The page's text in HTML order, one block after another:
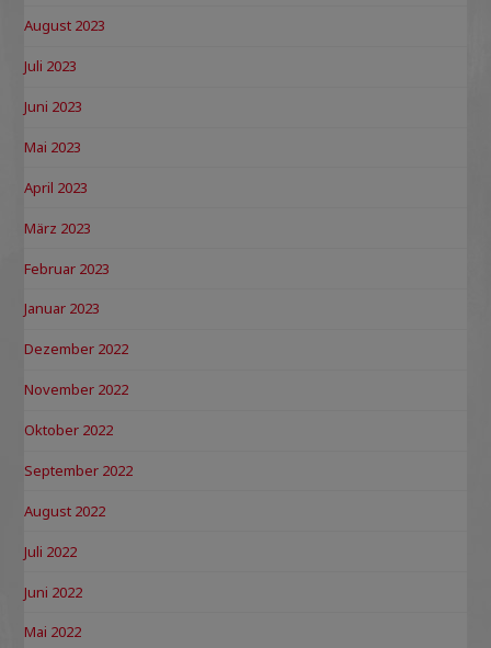
August 2023
Juli 2023
Juni 2023
Mai 2023
April 2023
März 2023
Februar 2023
Januar 2023
Dezember 2022
November 2022
Oktober 2022
September 2022
August 2022
Juli 2022
Juni 2022
Mai 2022